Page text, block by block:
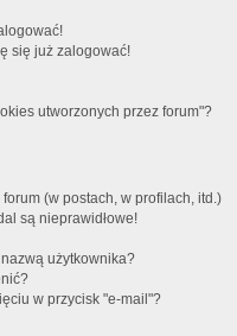
się już zalogować!
utworzonych przez forum"?
(w postach, w profilach, itd.)
są nieprawidłowe!
użytkownika?
w przycisk "e-mail"?